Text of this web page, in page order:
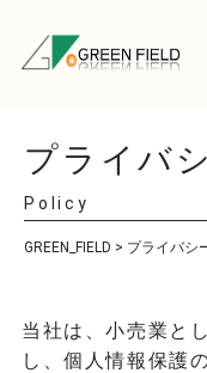
プライバ
Policy
GREEN_FIELD > プライバシ
当社は、小売業と
し、個人情報保護